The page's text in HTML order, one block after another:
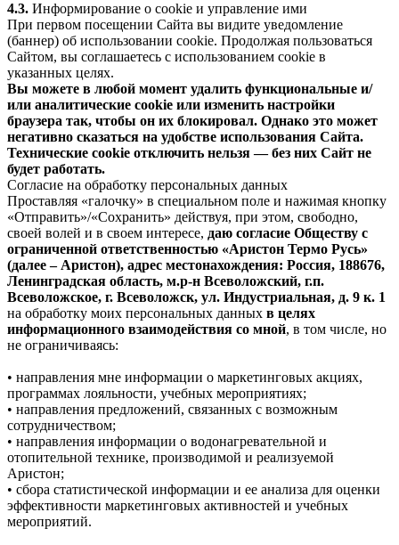
4.3. Информирование о cookie и управление ими
При первом посещении Сайта вы видите уведомление
(баннер) об использовании cookie. Продолжая пользоваться
Сайтом, вы соглашаетесь с использованием cookie в
указанных целях.
Вы можете в любой момент удалить функциональные и/
или аналитические cookie или изменить настройки
браузера так, чтобы он их блокировал. Однако это может
негативно сказаться на удобстве использования Сайта.
Технические cookie отключить нельзя — без них Сайт не
будет работать.
Согласие на обработку персональных данных
Проставляя «галочку» в специальном поле и нажимая кнопку
«Отправить»/«Сохранить» действуя, при этом, свободно,
своей волей и в своем интересе, даю согласие Обществу с
ограниченной ответственностью «Аристон Термо Русь»
(далее – Аристон), адрес местонахождения: Россия, 188676,
Ленинградская область, м.р-н Всеволожский, г.п.
Всеволожское, г. Всеволожск, ул. Индустриальная, д. 9 к. 1
на обработку моих персональных данных в целях
информационного взаимодействия со мной, в том числе, но
не ограничиваясь:
• направления мне информации о маркетинговых акциях,
программах лояльности, учебных мероприятиях;
• направления предложений, связанных с возможным
сотрудничеством;
• направления информации о водонагревательной и
отопительной технике, производимой и реализуемой
Аристон;
• сбора статистической информации и ее анализа для оценки
эффективности маркетинговых активностей и учебных
мероприятий.